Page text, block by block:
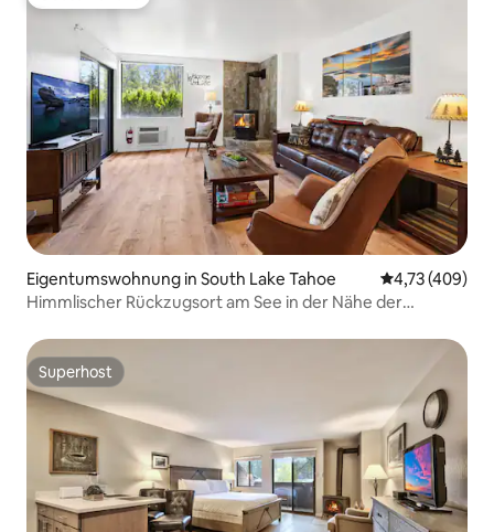
Eigentumswohnung in South Lake Tahoe
4,73 (409)
Himmlischer Rückzugsort am See in der Nähe der
Superhost
Superhost